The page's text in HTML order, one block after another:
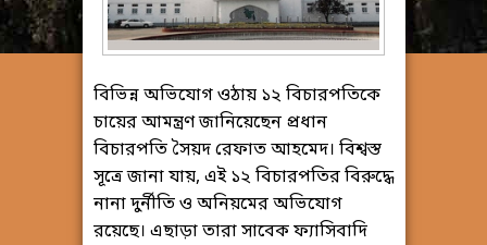
বিভিন্ন অভিযোগ ওঠায় ১২ বিচারপতিকে
চায়ের আমন্ত্রণ জানিয়েছেন প্রধান
বিচারপতি সৈয়দ রেফাত আহমেদ। বিশ্বস্ত
সূত্রে জানা যায়, এই ১২ বিচারপতির বিরুদ্ধে
নানা দুর্নীতি ও অনিয়মের অভিযোগ
রয়েছে। এছাড়া তারা সাবেক ফ্যাসিবাদি